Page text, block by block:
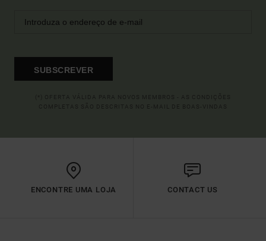
SUBSCREVER
ENCONTRE UMA LOJA CONTACT US